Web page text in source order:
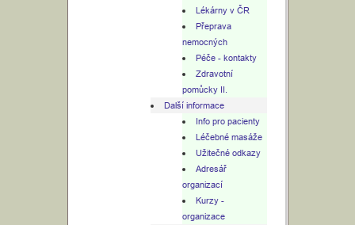
Lékárny v ČR
Přeprava
nemocných
Péče - kontakty
Zdravotní
pomůcky II.
Další informace
Info pro pacienty
Léčebné masáže
Užitečné odkazy
Adresář
organizací
Kurzy -
organizace